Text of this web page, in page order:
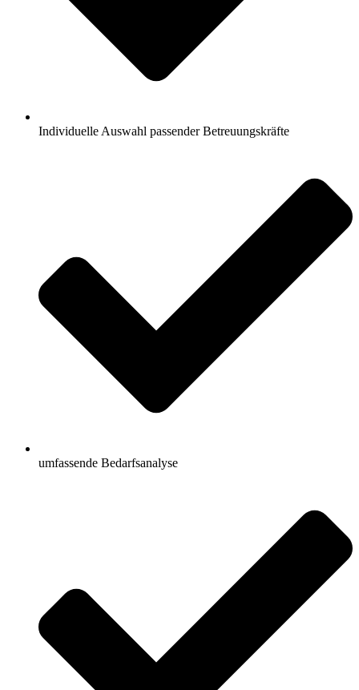
Individuelle Auswahl passender Betreuungskräfte
umfassende Bedarfsanalyse